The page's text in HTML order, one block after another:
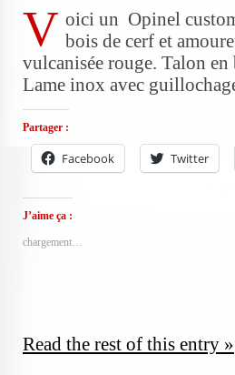
V oici un Opinel
bois de cerf et
vulcanisée rouge. Talon
Lame inox avec
Partager :
Facebook Twitter
J’aime ça :
chargement…
Read the rest of this entry »